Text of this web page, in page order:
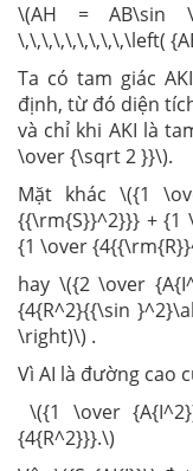
\(AH = AB\sin
\,\,\,\,\,\,\,\,\,\left(
Ta có tam giác
định, từ đó diện
và chỉ khi AKI là
\over {\sqrt 2 }}\).
Mặt khác \({1
{{\rm{S}}^2}}} + {1
{1 \over
hay \({2 \over
{4{R^2}{{\sin
\right)\) .
Vì AI là đường cao
\({1 \over
{4{R^2}}}.\)